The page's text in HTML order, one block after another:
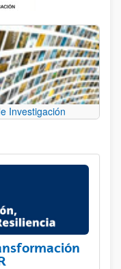
Investigación